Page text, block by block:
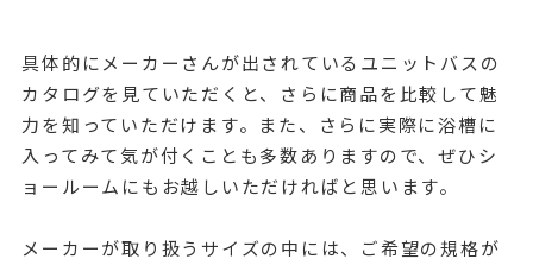
具体的にメーカーさんが出されているユニットバスの
カタログを見ていただくと、さらに商品を比較して魅
力を知っていただけます。また、さらに実際に浴槽に
入ってみて気が付くことも多数ありますので、ぜひシ
ョールームにもお越しいただければと思います。
メーカーが取り扱うサイズの中には、ご希望の規格が